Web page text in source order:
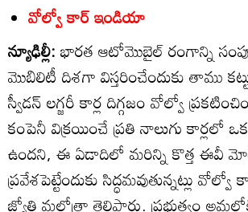
వోల్వో కార్‌ ఇండియా
న్యూఢిల్లీ:భారత ఆటోమొబైల్‌ రంగాన్ని
మొబిలిటీ దిశగా విస్తరించేందుకు తాము
స్వీడన్‌ లగ్జరీ కార్ల దిగ్గజం వోల్వో
కంపెనీ విక్రయించే ప్రతి నాలుగు కార్లలో
ఉందని, ఈ ఏడాదిలో మరిన్ని కొత్త ఈవీ
ప్రవేశపెట్టేందుకు సిద్ధమవుతున్నట్లు
జ్యోతి మల్హోత్రా తెలిపారు. ప్రభుత్వం